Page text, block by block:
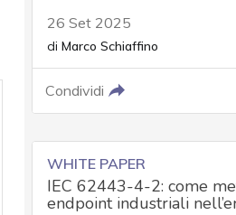
26 Set 2025
di Marco Schiaffino
Condividi
WHITE PAPER
IEC 62443-4-2: come
endpoint industriali